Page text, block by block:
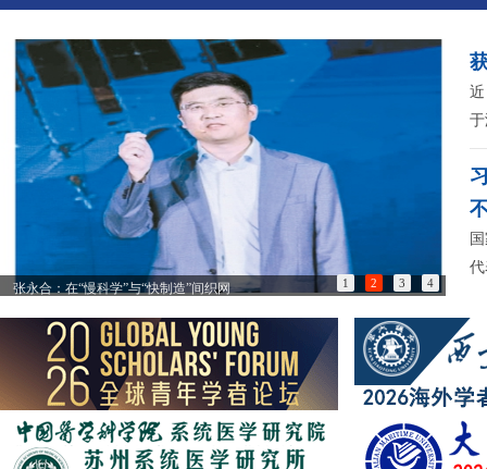
张永合：在“慢科学”与“快制造”间织网 1 2 3 4